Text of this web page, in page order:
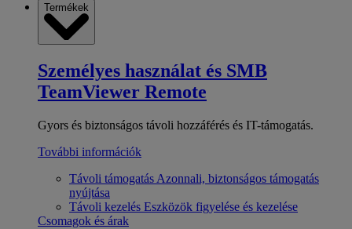
Termékek
Személyes használat és SMB
TeamViewer Remote
Gyors és biztonságos távoli hozzáférés és IT-támogatás.
További információk
Távoli támogatás Azonnali, biztonságos támogatás
nyújtása
Távoli kezelés Eszközök figyelése és kezelése
Csomagok és árak